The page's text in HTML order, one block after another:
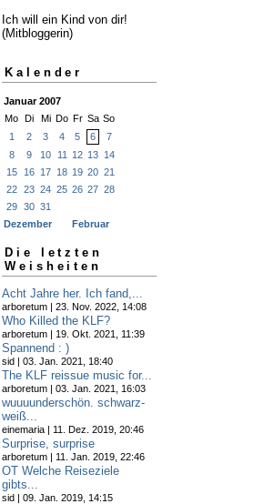
Ich will ein Kind von dir!
(Mitbloggerin)
Kalender
Januar 2007
Mo
Di Mi Do Fr Sa So
1
2 3 4 5 6
7
8
9 10 11 12 13 14
15
16 17 18 19 20 21
22
23 24 25 26 27 28
29
30 31
Dezember
Februar
Die letzten
Weisheiten
Acht Jahre her. Ich fand,...
arboretum | 23. Nov. 2022, 14:08
Who Killed the KLF?
arboretum | 19. Okt. 2021, 11:39
Spannend : )
sid | 03. Jan. 2021, 18:40
The KLF reissue music for...
arboretum | 03. Jan. 2021, 16:03
wuuuunderschön. schwarz-
weiß...
einemaria | 11. Dez. 2019, 20:46
Surprise, surprise
arboretum | 11. Jan. 2019, 22:46
OT Welche Reiseziele
gibts...
sid | 09. Jan. 2019, 14:15